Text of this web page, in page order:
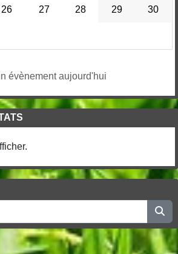
26 27 28 29 30
évènement aujourd'hui